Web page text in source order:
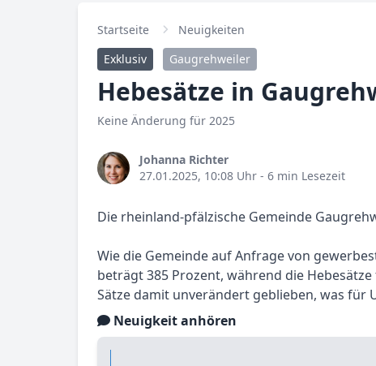
Startseite
Neuigkeiten
Exklusiv
Gaugrehweiler
Hebesätze in
Keine Änderung für 2025
Johanna Richter
27.01.2025, 10:08 Uhr - 6 min Lesezeit
Die rheinland-pfälzische Gemeinde
Wie die Gemeinde auf Anfrage von
beträgt 385 Prozent, während die
Sätze damit unverändert geblieben, was
Neuigkeit anhören